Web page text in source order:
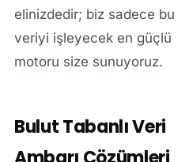
elinizdedir; biz sadece bu
veriyi işleyecek en güçlü
motoru size sunuyoruz.
Bulut Tabanlı Veri